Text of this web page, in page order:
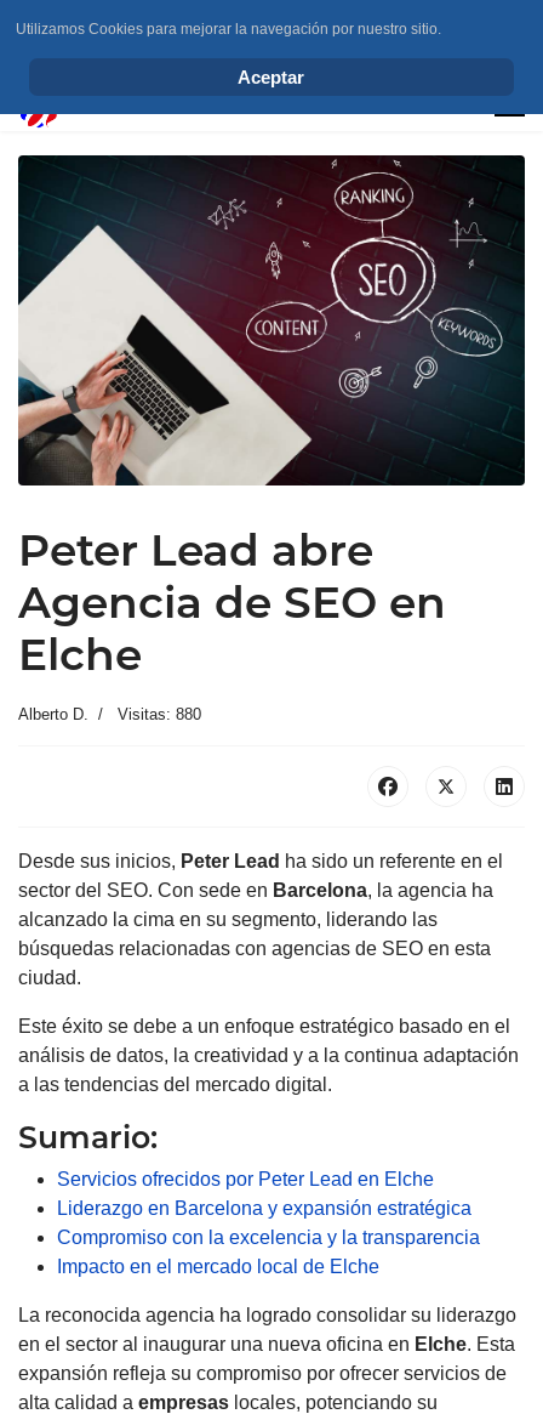
Peter Lead abre
Agencia de SEO en
Elche
Alberto D. Visitas: 880
Desde sus inicios, Peter Lead ha sido un referente en el
sector del SEO. Con sede en Barcelona, la agencia ha
alcanzado la cima en su segmento, liderando las
búsquedas relacionadas con agencias de SEO en esta
ciudad.
Este éxito se debe a un enfoque estratégico basado en el
análisis de datos, la creatividad y a la continua adaptación
a las tendencias del mercado digital.
Sumario:
Servicios ofrecidos por Peter Lead en Elche
Liderazgo en Barcelona y expansión estratégica
Compromiso con la excelencia y la transparencia
Impacto en el mercado local de Elche
La reconocida agencia ha logrado consolidar su liderazgo
en el sector al inaugurar una nueva oficina en Elche. Esta
expansión refleja su compromiso por ofrecer servicios de
alta calidad a empresas locales, potenciando su
Utilizamos Cookies para mejorar la navegación por nuestro sitio.
Aceptar